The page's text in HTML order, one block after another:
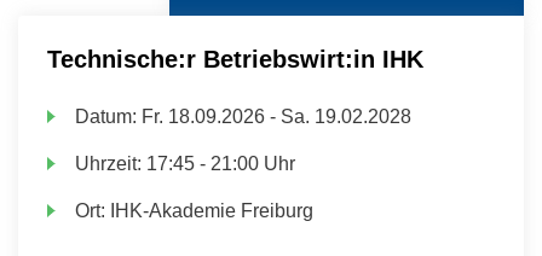
Technische:r Betriebswirt:in IHK
Datum: Fr. 18.09.2026 - Sa. 19.02.2028
Uhrzeit: 17:45 - 21:00 Uhr
Ort: IHK-Akademie Freiburg